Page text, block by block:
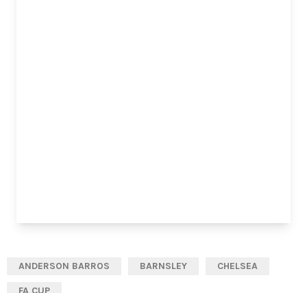
ANDERSON BARROS BARNSLEY CHELSEA
FA CUP